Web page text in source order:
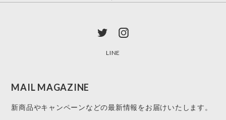
LINE
MAIL MAGAZINE
新商品やキャンペーンなどの最新情報をお届けいたします。